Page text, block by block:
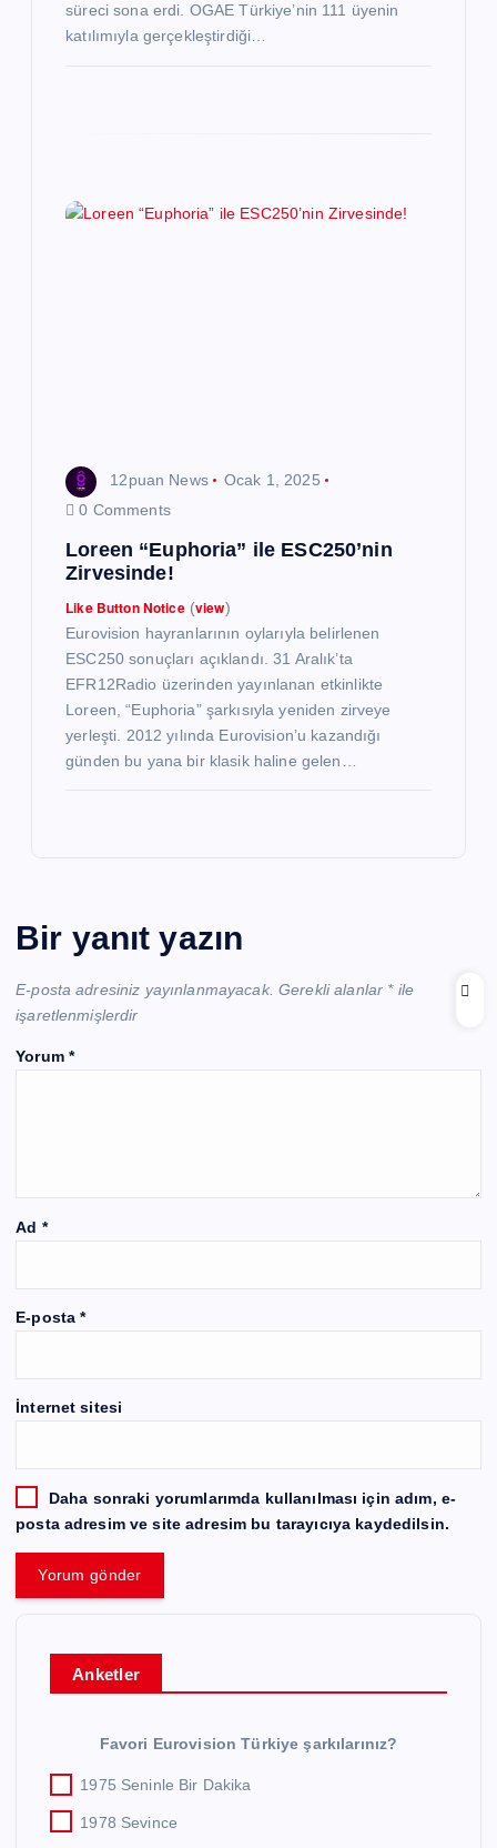
süreci sona erdi. OGAE Türkiye’nin 111 üyenin
katılımıyla gerçekleştirdiği…
12puan News
Ocak 1, 2025
0 Comments
Loreen “Euphoria” ile ESC250’nin
Zirvesinde!
Like Button Notice(view)
Eurovision hayranlarının oylarıyla belirlenen
ESC250 sonuçları açıklandı. 31 Aralık’ta
EFR12Radio üzerinden yayınlanan etkinlikte
Loreen, “Euphoria” şarkısıyla yeniden zirveye
yerleşti. 2012 yılında Eurovision’u kazandığı
günden bu yana bir klasik haline gelen…
Bir yanıt yazın
E-posta adresiniz yayınlanmayacak. Gerekli alanlar *ile
işaretlenmişlerdir
Yorum *
Ad *
E-posta*
İnternet sitesi
Daha sonraki yorumlarımda kullanılması için adım, e-
posta adresim ve site adresim bu tarayıcıya kaydedilsin.
Anketler
Favori Eurovision Türkiye şarkılarınız?
1975 Seninle Bir Dakika
1978 Sevince